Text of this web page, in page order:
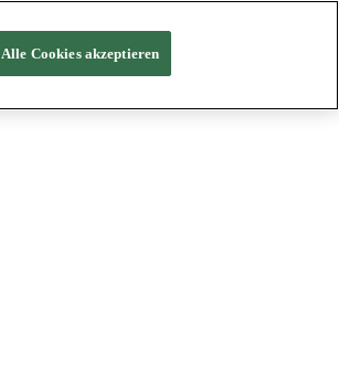
Alle Cookies akzeptieren